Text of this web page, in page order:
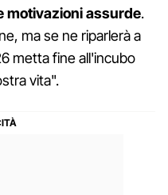
motivazioni assurde.
ma se ne riparlerà a
metta fine all'incubo
vita".